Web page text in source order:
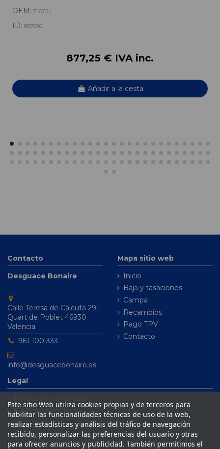
OEM: 716754
ID: 867090
877,25 € IVA inc.
Añadir a la cesta
Contacto
Desguace Bonaire
Calle Teresa de Calcuta 29,
Quart de Poblet 46930
Valencia
961 100 333
info@desguacebonaire.es
Mapa sitio web
Inicio
Baja y tasaciones
Campa
Recambios
Pago TPV
Contacto
Legal
Política de cookies
Aviso legal
Condiciones de venta
Este sitio Web utiliza cookies propias y de terceros para
habilitar las funcionalidades técnicas de uso de la web,
realizar estadísticas y análisis del tráfico de navegación
recibido, personalizar las preferencias del usuario y otras
para ofrecer anuncios y publicidad. También permitimos el